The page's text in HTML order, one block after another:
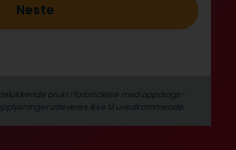
Neste
brukt i forbindelse med oppdrags­
utleveres ikke til uvedkommende.